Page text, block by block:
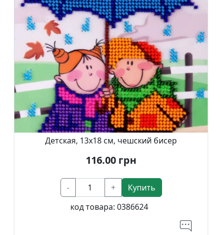
Детская, 13х18 см, чешский бисер
116.00 грн
- +
Купить
код товара: 0386624